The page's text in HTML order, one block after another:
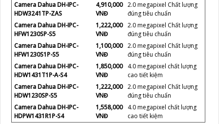
Camera Dahua DH-IPC-
HDW3241TP-ZAS
4,910,000
VNĐ
2.0 megapixel Chất lượng
đúng tiêu chuẩn
Camera Dahua DH-IPC-
HFW1230SP-S5
1,222,000
VNĐ
2.0 megapixel Chất lượng
đúng tiêu chuẩn
Camera Dahua DH-IPC-
HFW1230S1P-S5
1,100,000
VNĐ
2.0 megapixel Chất lượng
đúng tiêu chuẩn
Camera Dahua DH-IPC-
HDW1431T1P-A-S4
1,850,000
VNĐ
4.0 megapixel chất lượng
cao tiết kiệm
Camera Dahua DH-IPC-
HDW1230SP-S5
1,222,000
VNĐ
2.0 megapixel Chất lượng
đúng tiêu chuẩn
Camera Dahua DH-IPC-
HDPW1431R1P-S4
1,558,000
VNĐ
4.0 megapixel chất lượng
cao tiết kiệm